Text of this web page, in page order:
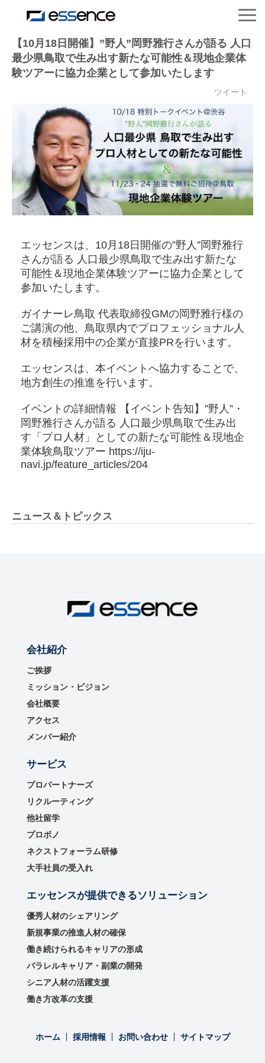
サービス紹介
ニュース＆トピックス
会社紹介
導入事例
採用情報
【10月18日開催】”野人”岡野雅行さんが語る 人口
最少県鳥取で生み出す新たな可能性＆現地企業体
験ツアーに協力企業として参加いたします
ツイート
エッセンスは、10月18日開催の”野人”岡野雅行
さんが語る 人口最少県鳥取で生み出す新たな
可能性＆現地企業体験ツアーに協力企業として
参加いたします。
ガイナーレ鳥取 代表取締役GMの岡野雅行様の
ご講演の他、鳥取県内でプロフェッショナル人
材を積極採用中の企業が直接PRを行います。
エッセンスは、本イベントへ協力することで、
地方創生の推進を行います。
イベントの詳細情報 【イベント告知】”野人”・
岡野雅行さんが語る 人口最少県鳥取で生み出
す「プロ人材」としての新たな可能性＆現地企
業体験鳥取ツアー https://iju-
navi.jp/feature_articles/204
ニュース＆トピックス
会社紹介
ご挨拶
ミッション・ビジョン
会社概要
アクセス
メンバー紹介
サービス
プロパートナーズ
リクルーティング
他社留学
プロボノ
ネクストフォーラム研修
大手社員の受入れ
エッセンスが提供できるソリューション
優秀⼈材のシェアリング
新規事業の推進⼈材の確保
働き続けられるキャリアの形成
パラレルキャリア・副業の開発
シニア人材の活躍支援
働き方改革の支援
ホーム 採用情報 お問い合わせ サイトマップ